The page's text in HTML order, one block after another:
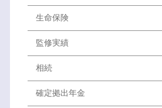
生命保険
監修実績
相続
確定拠出年金